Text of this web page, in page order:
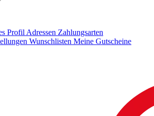
Profil Adressen Zahlungsarten
Wunschlisten Meine Gutscheine